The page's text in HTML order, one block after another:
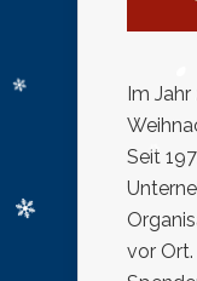
Im
Seit
vor